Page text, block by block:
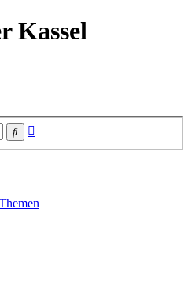
Kassel
Suche